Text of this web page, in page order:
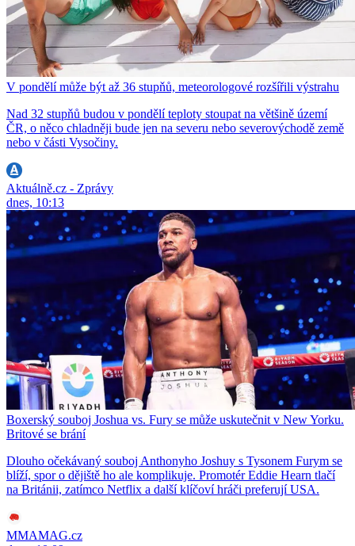
V pondělí může být až 36 stupňů, meteorologové rozšířili výstrahu
Nad 32 stupňů budou v pondělí teploty stoupat na většině území
ČR, o něco chladněji bude jen na severu nebo severovýchodě země
nebo v části Vysočiny.
Aktuálně.cz - Zprávy
dnes, 10:13
Boxerský souboj Joshua vs. Fury se může uskutečnit v New Yorku.
Britové se brání
Dlouho očekávaný souboj Anthonyho Joshuy s Tysonem Furym se
blíží, spor o dějiště ho ale komplikuje. Promotér Eddie Hearn tlačí
na Británii, zatímco Netflix a další klíčoví hráči preferují USA.
MMAMAG.cz